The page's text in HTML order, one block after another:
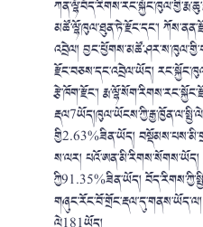
མཚོ་ལྷོ་ཁུལ་ཐུན་ཏེ་རྫོང་དང་།
འབྲེལ།
རྫོང་བཅས་དང་འབྲེལ་ཡོད།
རྩེ་ཁོག་རྫོང་།
གྱི2.63%ཟིན་ཡོད།
ས་ལར།
ཀྱི91.35%ཟིན་ཡོད།